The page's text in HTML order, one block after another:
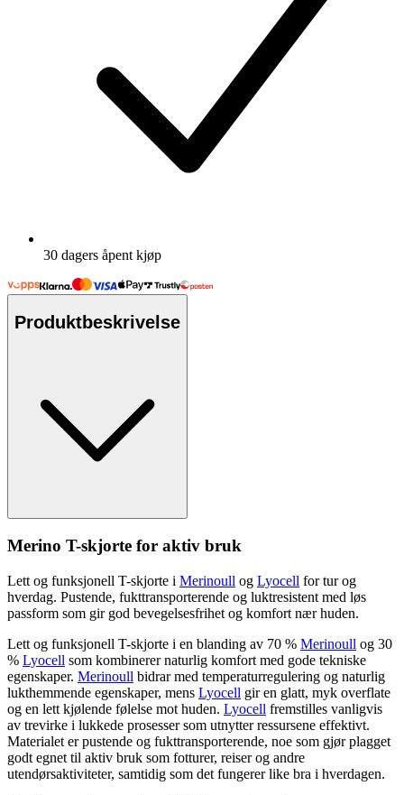
30 dagers åpent kjøp
Produktbeskrivelse
Merino T-skjorte for aktiv bruk
Lett og funksjonell T-skjorte i Merinoull og Lyocell for tur og
hverdag. Pustende, fukttransporterende og luktresistent med løs
passform som gir god bevegelsesfrihet og komfort nær huden.
Lett og funksjonell T-skjorte i en blanding av 70 % Merinoull og 30
% Lyocell som kombinerer naturlig komfort med gode tekniske
egenskaper. Merinoull bidrar med temperaturregulering og naturlig
lukthemmende egenskaper, mens Lyocell gir en glatt, myk overflate
og en lett kjølende følelse mot huden. Lyocell fremstilles vanligvis
av trevirke i lukkede prosesser som utnytter ressursene effektivt.
Materialet erpustende og fukttransporterende, noe som gjør plagget
godt egnet til aktiv bruk som fotturer, reiser og andre
utendørsaktiviteter, samtidig som det fungerer like bra i hverdagen.